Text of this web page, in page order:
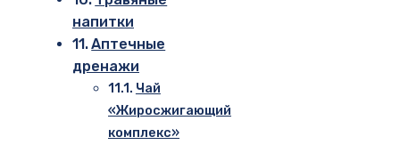
напитки
Аптечные
дренажи
Чай
«Жиросжигающий
комплекс»